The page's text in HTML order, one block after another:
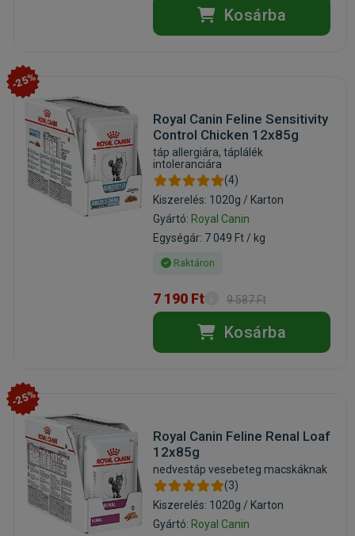
Kosárba
-25%
Royal Canin Feline Sensitivity
Control Chicken 12x85g
táp allergiára, táplálék
intoleranciára
(4)
Kiszerelés: 1020g / Karton
Gyártó: Royal Canin
Egységár: 7 049 Ft / kg
Raktáron
7 190 Ft 9 587 Ft
Kosárba
-25%
Royal Canin Feline Renal Loaf
12x85g
nedvestáp vesebeteg macskáknak
(3)
Kiszerelés: 1020g / Karton
Gyártó: Royal Canin